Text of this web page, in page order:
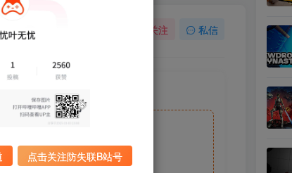
关注 私信
全站统一解压密码：sygu.cc
点击关注防失联B站号